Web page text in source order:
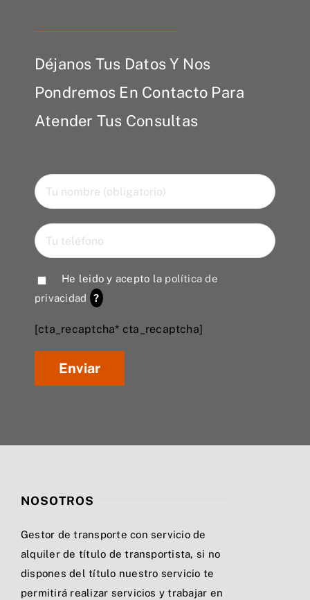
Déjanos Tus Datos Y Nos
Pondremos En Contacto Para
Atender Tus Consultas
He leido y acepto la política de
privacidad
?
[cta_recaptcha* cta_recaptcha]
NOSOTROS
Gestor de transporte con servicio de
alquiler de título de transportista, si no
dispones del título nuestro servicio te
permitirá realizar servicios y trabajar en